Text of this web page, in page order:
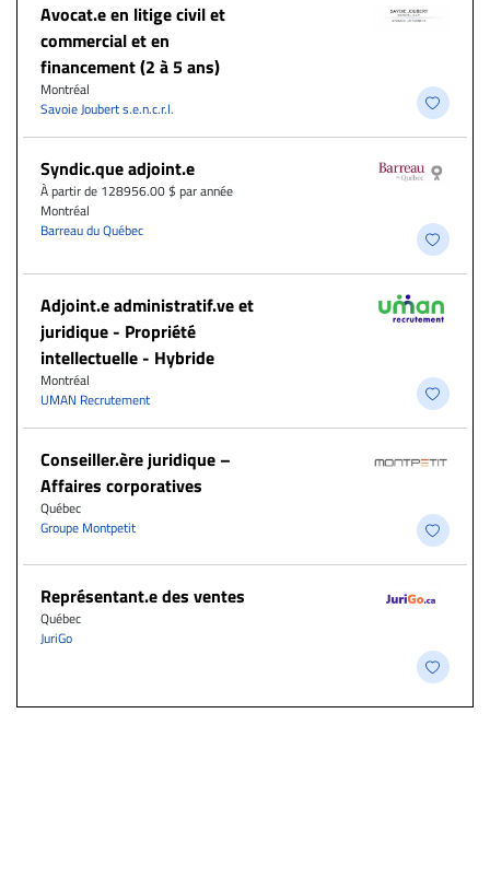
Avocat.e en litige civil et
commercial et en
financement (2 à 5 ans)
Montréal
Savoie Joubert s.e.n.c.r.l.
Syndic.que adjoint.e
À partir de 128956.00 $ par année
Montréal
Barreau du Québec
Adjoint.e administratif.ve et
juridique - Propriété
intellectuelle - Hybride
Montréal
UMAN Recrutement
Conseiller.ère juridique –
Affaires corporatives
Québec
Groupe Montpetit
Représentant.e des ventes
Québec
JuriGo